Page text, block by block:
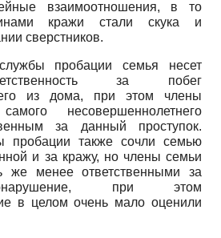
взаимоотношения, в то
кражи стали скука и
сверстников.
пробации семья несет
за побег
из дома, при этом члены
несовершеннолетнего
за данный проступок.
пробации также сочли семью
и за кражу, но члены семьи
же менее ответственными за
при этом
в целом очень мало оценили